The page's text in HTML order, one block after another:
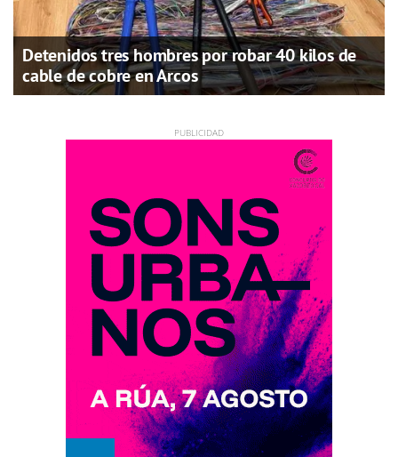
Detenidos tres hombres por robar 40 kilos de
cable de cobre en Arcos